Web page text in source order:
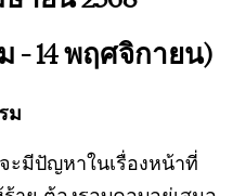
– 14 พฤศจิกายน)
ม
ะมีปัญหาในเรื่องหน้าที่